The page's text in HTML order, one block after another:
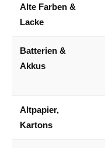
Alte Farben &
Lacke
Batterien &
Akkus
Altpapier,
Kartons